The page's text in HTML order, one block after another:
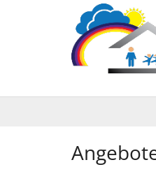
Zum Inhalt springen